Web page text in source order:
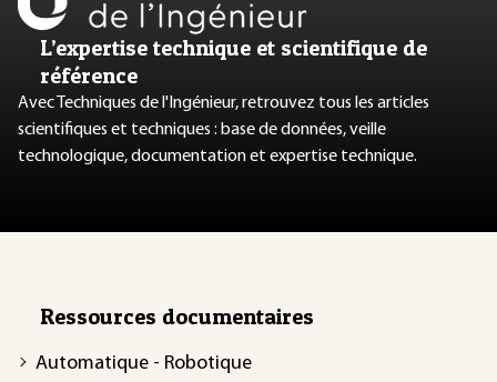
L’expertise technique et scientifique de
référence
Avec Techniques de l'Ingénieur, retrouvez tous les articles
scientifiques et techniques : base de données, veille
technologique, documentation et expertise technique.
Ressources documentaires
Automatique - Robotique